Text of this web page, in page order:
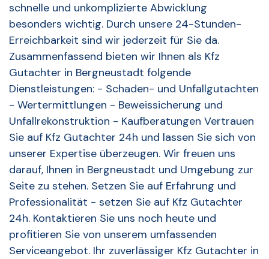
schnelle und unkomplizierte Abwicklung
besonders wichtig. Durch unsere 24-Stunden-
Erreichbarkeit sind wir jederzeit für Sie da.
Zusammenfassend bieten wir Ihnen als Kfz
Gutachter in Bergneustadt folgende
Dienstleistungen: - Schaden- und Unfallgutachten
- Wertermittlungen - Beweissicherung und
Unfallrekonstruktion - Kaufberatungen Vertrauen
Sie auf Kfz Gutachter 24h und lassen Sie sich von
unserer Expertise überzeugen. Wir freuen uns
darauf, Ihnen in Bergneustadt und Umgebung zur
Seite zu stehen. Setzen Sie auf Erfahrung und
Professionalität - setzen Sie auf Kfz Gutachter
24h. Kontaktieren Sie uns noch heute und
profitieren Sie von unserem umfassenden
Serviceangebot. Ihr zuverlässiger Kfz Gutachter in